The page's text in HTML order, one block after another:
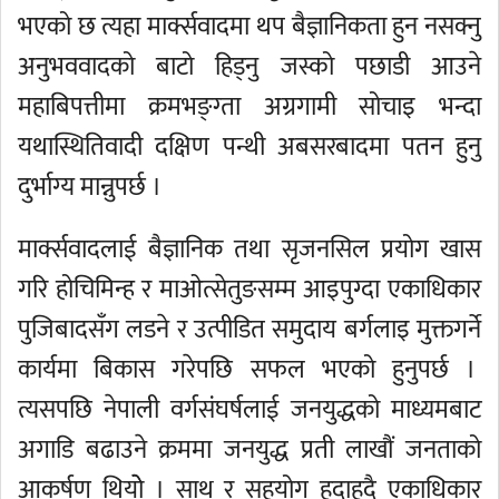
भएको छ त्यहा मार्क्सवादमा थप बैज्ञानिकता हुन नसक्नु
अनुभववादको बाटो हिड्नु जस्को पछाडी आउने
महाबिपत्तीमा क्रमभङ्ग्ता अग्रगामी सोचाइ भन्दा
यथास्थितिवादी दक्षिण पन्थी अबसरबादमा पतन हुनु
दुर्भाग्य मान्नुपर्छ ।
मार्क्सवादलाई बैज्ञानिक तथा सृजनसिल प्रयोग खास
गरि होचिमिन्ह र माओत्सेतुङसम्म आइपुग्दा एकाधिकार
पुजिबादसँग लडने र उत्पीडित समुदाय बर्गलाइ मुक्तगर्ने
कार्यमा बिकास गरेपछि सफल भएको हुनुपर्छ ।
त्यसपछि नेपाली वर्गसंघर्षलाई जनयुद्धको माध्यमबाट
अगाडि बढाउने क्रममा जनयुद्ध प्रती लाखौं जनताको
आकर्षण थियोे । साथ र सहयोग हुदाहुदै एकाधिकार